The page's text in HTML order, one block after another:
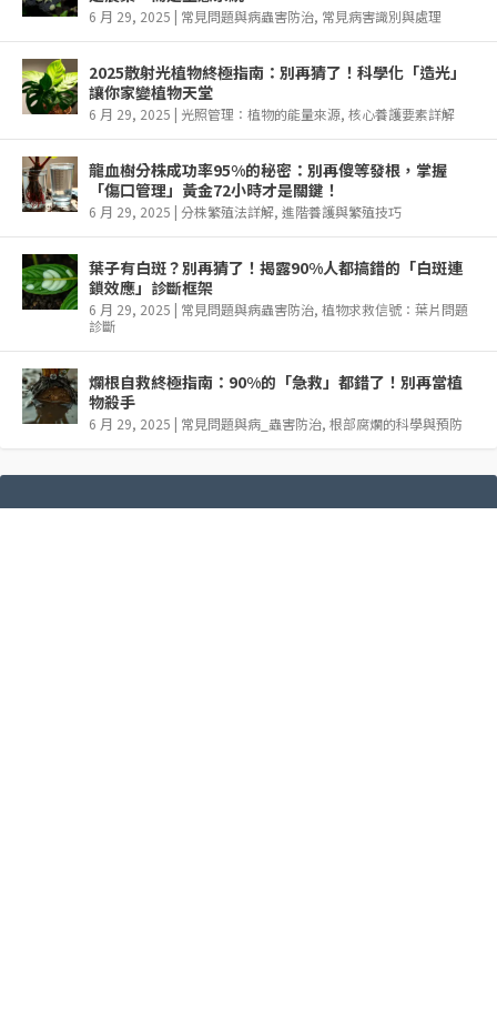
6 月 29, 2025 | 常見問題與病蟲害防治, 常見病害識別與處理
2025散射光植物終極指南：別再猜了！科學化「造光」
讓你家變植物天堂
6 月 29, 2025 | 光照管理：植物的能量來源, 核心養護要素詳解
龍血樹分株成功率95%的秘密：別再傻等發根，掌握
「傷口管理」黃金72小時才是關鍵！
6 月 29, 2025 | 分株繁殖法詳解, 進階養護與繁殖技巧
葉子有白斑？別再猜了！揭露90%人都搞錯的「白斑連
鎖效應」診斷框架
6 月 29, 2025 | 常見問題與病蟲害防治, 植物求救信號：葉片問題
診斷
爛根自救終極指南：90%的「急救」都錯了！別再當植
物殺手
6 月 29, 2025 | 常見問題與病_蟲害防治, 根部腐爛的科學與預防